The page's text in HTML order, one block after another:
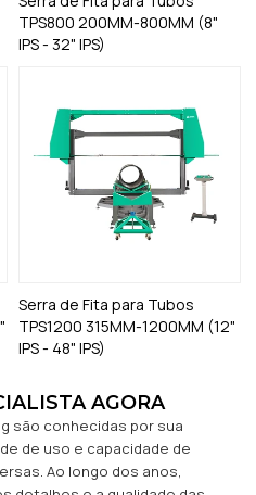
TPS800 200MM-800MM (8"
IPS - 32" IPS)
Serra de Fita para Tubos
TPS1200 315MM-1200MM (12"
IPS - 48" IPS)
AGORA
são conhecidas por sua
de uso e capacidade de
Ao longo dos anos,